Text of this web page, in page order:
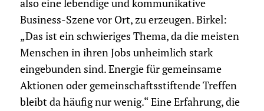
also eine lebendige und kommunikative
Business-Szene vor Ort, zu erzeugen. Birkel:
„Das ist ein schwieriges Thema, da die meisten
Menschen in ihren Jobs unheimlich stark
eingebunden sind. Energie für gemeinsame
Aktionen oder gemeinschaftsstiftende Treffen
bleibt da häufig nur wenig.“ Eine Erfahrung, die